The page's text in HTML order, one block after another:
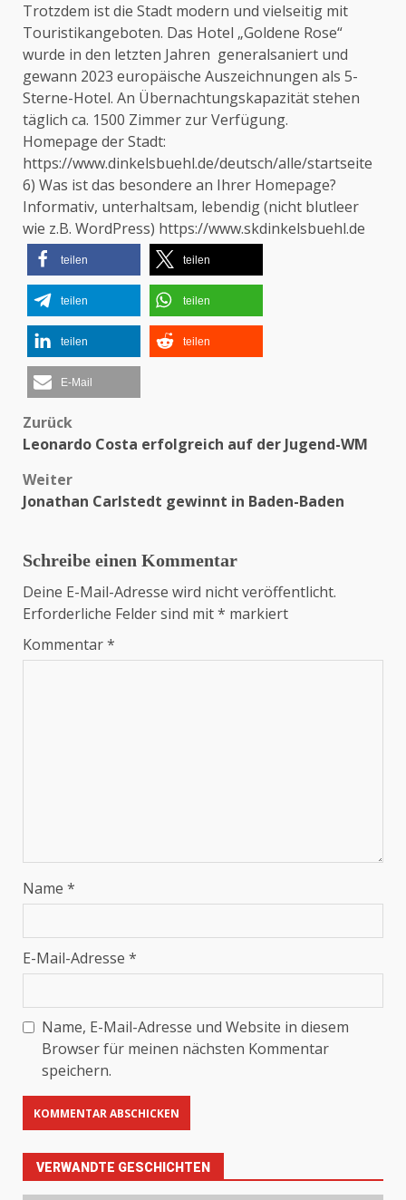
Trotzdem ist die Stadt modern und vielseitig mit
Touristikangeboten. Das Hotel „Goldene Rose“
wurde in den letzten Jahren generalsaniert und
gewann 2023 europäische Auszeichnungen als 5-
Sterne-Hotel. An Übernachtungskapazität stehen
täglich ca. 1500 Zimmer zur Verfügung.
Homepage der Stadt:
https://www.dinkelsbuehl.de/deutsch/alle/startseite
6) Was ist das besondere an Ihrer Homepage?
Informativ, unterhaltsam, lebendig (nicht blutleer
wie z.B. WordPress) https://www.skdinkelsbuehl.de
teilen teilen
teilen teilen
teilen teilen
E-Mail
Beitragsnavigation
Zurück
Leonardo Costa erfolgreich auf der Jugend-WM
Weiter
Jonathan Carlstedt gewinnt in Baden-Baden
Schreibe einen Kommentar
Deine E-Mail-Adresse wird nicht veröffentlicht.
Erforderliche Felder sind mit* markiert
Kommentar*
Name *
E-Mail-Adresse *
Name, E-Mail-Adresse und Website in diesem
Browser für meinen nächsten Kommentar
speichern.
VERWANDTE GESCHICHTEN